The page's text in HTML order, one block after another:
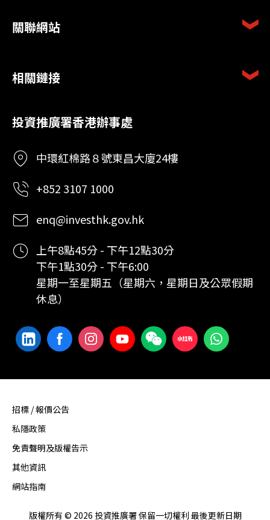
關聯網站
相關鏈接
投資推廣署香港辦事處
中環紅棉路８號東昌大廈24樓
+852 3107 1000
enq@investhk.gov.hk
上午8點45分 - 下午12點30分
下午1點30分 - 下午6:00
星期一至星期五（星期六，星期日及公眾假期
休息）
招標 / 報價公告
私隱政策
免責聲明及版權告示
其他資訊
網站指南
版權所有 © 2026 投資推廣署 保留一切權利 最後更新日期